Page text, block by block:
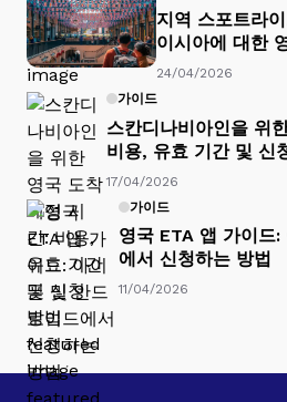
지역 스포트라
이시아에 대한
24/04/2026
가이드
스칸디나비아인을 위
비용, 유효 기간 및 신
17/04/2026
가이드
영국 ETA 앱 가이드
에서 신청하는 방법
11/04/2026